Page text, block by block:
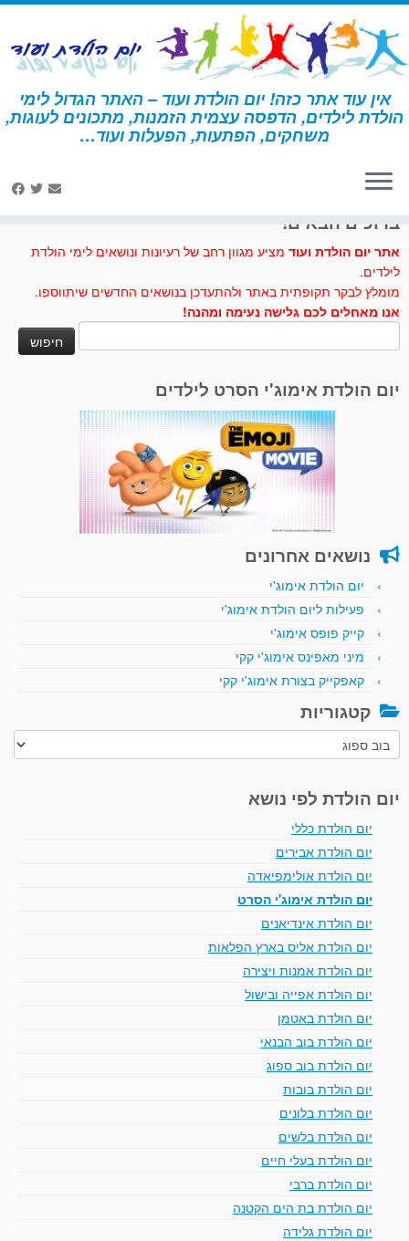
דלג
לתוכן
אין עוד אתר כזה! יום הולדת ועוד – האתר הגדול לימי
הולדת לילדים, הדפסה עצמית הזמנות, מתכונים לעוגות,
משחקים, הפתעות, הפעלות ועוד… דף הבית » בוב ספוג
ברוכים הבאים!
אתר יום הולדת ועוד מציע מגוון רחב של רעיונות ונושאים לימי הולדת
לילדים.
מומלץ לבקר תקופתית באתר ולהתעדכן בנושאים החדשים שיתווספו.
אנו מאחלים לכם גלישה נעימה ומהנה!
יום הולדת אימוג'י הסרט לילדים
נושאים אחרונים
יום הולדת אימוג'י
פעילות ליום הולדת אימוג'י
קייק פופס אימוג'י
מיני מאפינס אימוג'י קקי
קאפקייק בצורת אימוג'י קקי
קטגוריות
קטגוריות
יום הולדת לפי נושא
יום הולדת כללי
יום הולדת אבירים
יום הולדת אולימפיאדה
יום הולדת אימוג'י הסרט
יום הולדת אינדיאנים
יום הולדת אליס בארץ הפלאות
יום הולדת אמנות ויצירה
יום הולדת אפייה ובישול
יום הולדת באטמן
יום הולדת בוב הבנאי
יום הולדת בוב ספוג
יום הולדת בובות
יום הולדת בלונים
יום הולדת בלשים
יום הולדת בעלי חיים
יום הולדת ברבי
יום הולדת בת הים הקטנה
יום הולדת גלידה